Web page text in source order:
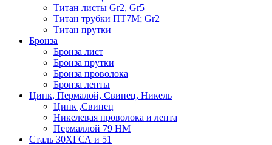
Титан листы Gr2, Gr5
Титан трубки ПТ7М; Gr2
Титан прутки
Бронза
Бронза лист
Бронза прутки
Бронза проволока
Бронза ленты
Цинк, Пермалой, Свинец, Никель
Цинк ,Свинец
Никелевая проволока и лента
Пермаллой 79 НМ
Сталь 30ХГСА и 51